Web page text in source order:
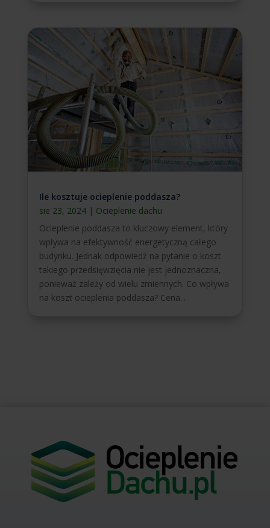
Ile kosztuje ocieplenie poddasza?
sie 23, 2024| Ocieplenie dachu
Ocieplenie poddasza to kluczowy element, który
wpływa na efektywność energetyczną całego
budynku. Jednak odpowiedź na pytanie o koszt
takiego przedsięwzięcia nie jest jednoznaczna,
ponieważ zależy od wielu zmiennych. Co wpływa
na koszt ocieplenia poddasza? Cena...